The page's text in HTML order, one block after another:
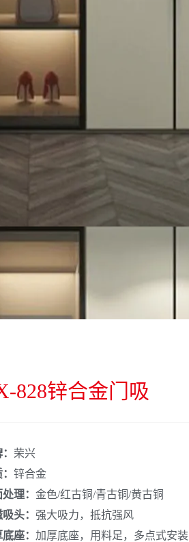
828锌合金门吸
荣兴
锌合金
理： 金色/红古铜/青古铜/黄古铜
头： 强大吸力，抵抗强风
座： 加厚底座，用料足，多点式安装